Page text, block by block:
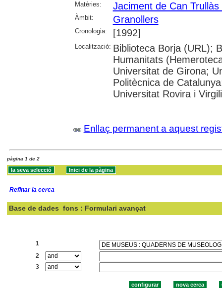
Matèries:
Jaciment de Can
Àmbit: Granollers
Cronologia: [1992]
Localització: Biblioteca Borja (URL);
Humanitats
Universitat de Girona;
Politècnica de
Universitat Rovira i Virgili
Enllaç permanent a aquest
pàgina 1 de 2
Refinar la cerca
Base de dades fons : Formulari avançat
1
2
3